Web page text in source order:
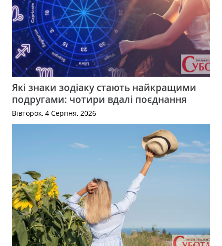
Які знаки зодіаку стають найкращими
подругами: чотири вдалі поєднання
Вівторок, 4 Серпня, 2026